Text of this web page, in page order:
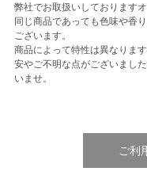
弊社でお取扱いしております
同じ商品であっても色味や香
ございます。
商品によって特性は異なりま
安やご不明な点がございまし
いませ。
ご利